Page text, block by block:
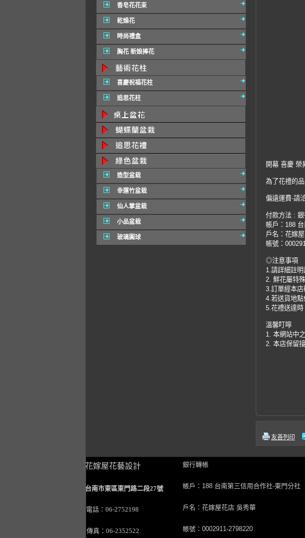
香皂花花束
乾燥花
時尚禮盒
胸花 新娘捧花
喜慶祝福花柱
追思花柱
造型盆栽
幸運竹盆栽
仙人掌盆栽
小品盆栽
玻璃圓球
開幕 喜慶 榮
為了花禮的
偏遠運費-請
付款方法 :
帳戶：188
戶名：花嫁
帳號：
◎注意事項
1.請詳細註
2. 鮮花屬特
3.訂單經本店
4.若送貨地點
5.花禮送達時
溫馨叮嚀
1. 本網站中
2. 本店保留
友善列印
花嫁屋花藝設計
台南市東區東門路二段27號
電話：06-2752198
傳真：06-2352522
銀行轉帳
帳戶：188 台南第三信用合作社-東門分社
戶名：花嫁屋花店 吳秀華
帳號：0002911-2798220